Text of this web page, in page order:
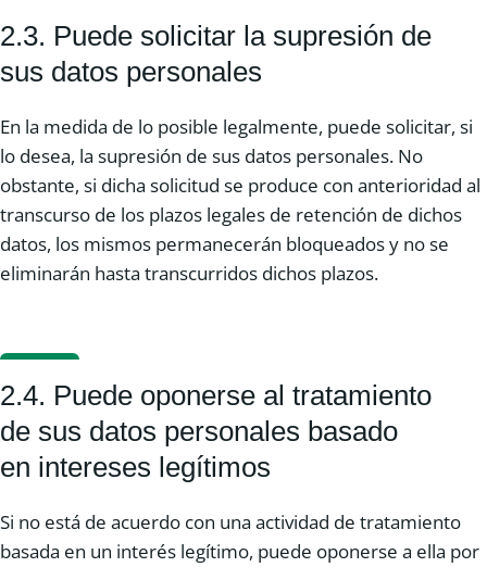
2.3. Puede solicitar la supresión de
sus datos personales
En la medida de lo posible legalmente, puede solicitar, si
lo desea, la supresión de sus datos personales. No
obstante, si dicha solicitud se produce con anterioridad al
transcurso de los plazos legales de retención de dichos
datos, los mismos permanecerán bloqueados y no se
eliminarán hasta transcurridos dichos plazos.
2.4. Puede oponerse al tratamiento
de sus datos personales basado
en intereses legítimos
Si no está de acuerdo con una actividad de tratamiento
basada en un interés legítimo, puede oponerse a ella por